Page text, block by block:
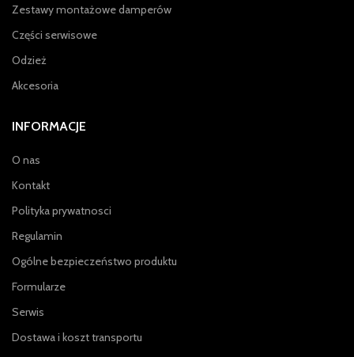
Zestawy montażowe damperów
Części serwisowe
Odzież
Akcesoria
INFORMACJE
O nas
Kontakt
Polityka prywatnosci
Regulamin
Ogólne bezpieczeństwo produktu
Formularze
Serwis
Dostawa i koszt transportu